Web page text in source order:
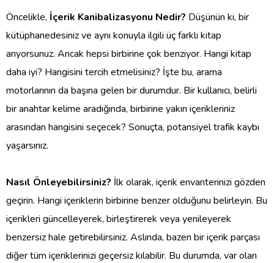
Öncelikle, İçerik Kanibalizasyonu Nedir? Düşünün ki, bir
kütüphanedesiniz ve aynı konuyla ilgili üç farklı kitap
arıyorsunuz. Ancak hepsi birbirine çok benziyor. Hangi kitap
daha iyi? Hangisini tercih etmelisiniz? İşte bu, arama
motorlarının da başına gelen bir durumdur. Bir kullanıcı, belirli
bir anahtar kelime aradığında, birbirine yakın içerikleriniz
arasından hangisini seçecek? Sonuçta, potansiyel trafik kaybı
yaşarsınız.
Nasıl Önleyebilirsiniz? İlk olarak, içerik envanterinizi gözden
geçirin. Hangi içeriklerin birbirine benzer olduğunu belirleyin. Bu
içerikleri güncelleyerek, birleştirerek veya yenileyerek
benzersiz hale getirebilirsiniz. Aslında, bazen bir içerik parçası
diğer tüm içeriklerinizi geçersiz kılabilir. Bu durumda, var olan